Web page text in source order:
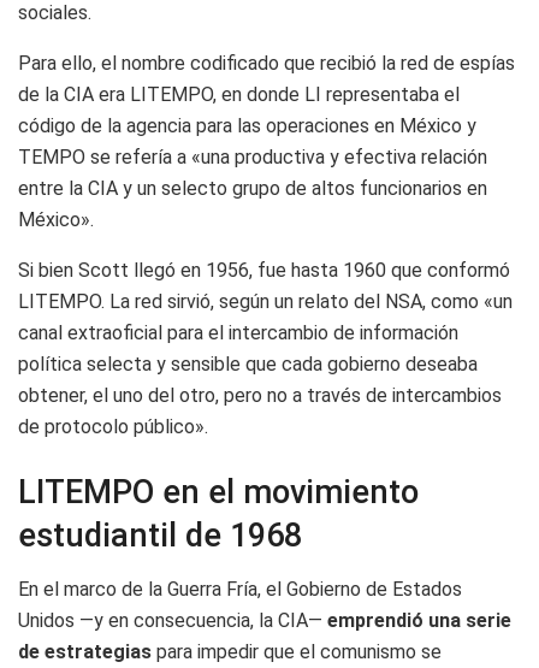
sociales.
Para ello, el nombre codificado que recibió la red de espías
de la CIA era LITEMPO, en donde LI representaba el
código de la agencia para las operaciones en México y
TEMPO se refería a «una productiva y efectiva relación
entre la CIA y un selecto grupo de altos funcionarios en
México».
Si bien Scott llegó en 1956, fue hasta 1960 que conformó
LITEMPO. La red sirvió, según un relato del NSA, como «un
canal extraoficial para el intercambio de información
política selecta y sensible que cada gobierno deseaba
obtener, el uno del otro, pero no a través de intercambios
de protocolo público».
LITEMPO en el movimiento
estudiantil de 1968
En el marco de la Guerra Fría, el Gobierno de Estados
Unidos —y en consecuencia, la CIA— emprendió una serie
de estrategias para impedir que el comunismo se